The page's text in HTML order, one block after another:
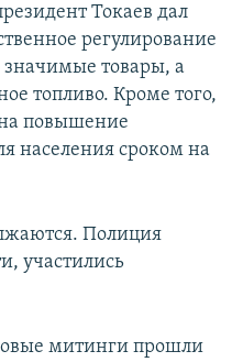
Токаев дал
регулирование
значимые товары, а
топливо. Кроме того,
повышение
населения сроком на
Полиция
участились
митинги прошли